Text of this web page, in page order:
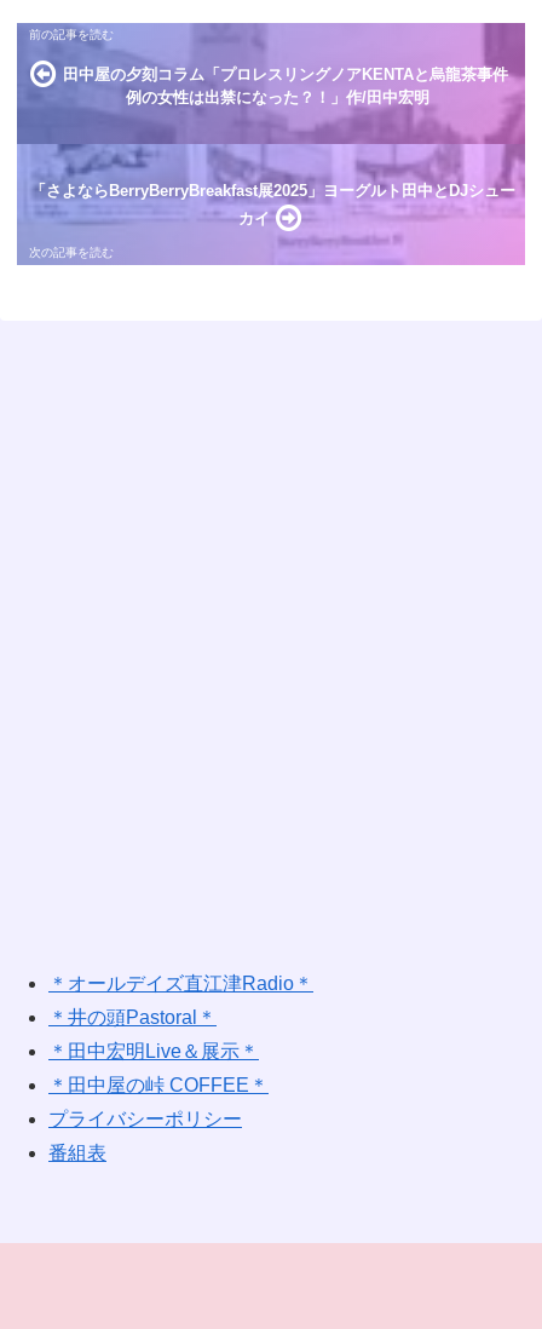
田中屋の夕刻コラム「プロレスリングノアKENTAと烏龍茶事件
例の女性は出禁になった？！」作/田中宏明
「さよならBerryBerryBreakfast展2025」ヨーグルト田中とDJシュー
カイ
＊オールデイズ直江津Radio＊
＊井の頭Pastoral＊
＊田中宏明Live＆展示＊
＊田中屋の峠 COFFEE＊
プライバシーポリシー
番組表